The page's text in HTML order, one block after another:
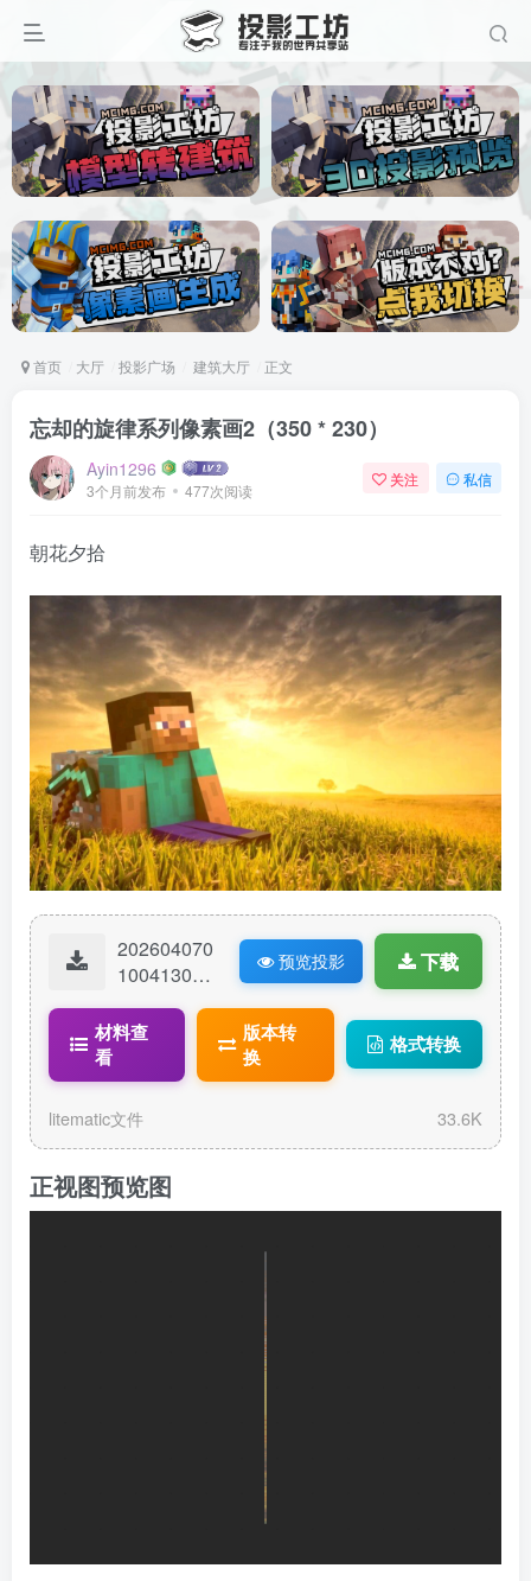
首页 大厅 投影广场 建筑大厅 正文
忘却的旋律系列像素画2（350 * 230）
Ayin1296
3个月前发布 477次阅读
关注 私信
朝花夕拾
202604070
10041307-
夫.litematic
预览投影 下载
材料查
看
版本转
换
格式转换
litematic文件 33.6K
正视图预览图